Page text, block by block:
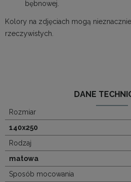
bębnowej.
Kolory na zdjęciach mogą
rzeczywistych.
DANE
Rozmiar
140x250
Rodzaj
matowa
Sposób mocowania